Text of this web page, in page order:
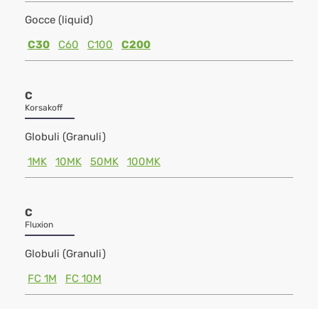
Gocce (liquid)
C30
C60 C100 C200
C
Korsakoff
Globuli (Granuli)
1MK
10MK 50MK 100MK
C
Fluxion
Globuli (Granuli)
FC 1M
FC 10M